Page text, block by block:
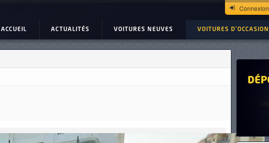
Connexion
ACCUEIL ACTUALITÉS VOITURES NEUVES VOITURES D'OCCASION